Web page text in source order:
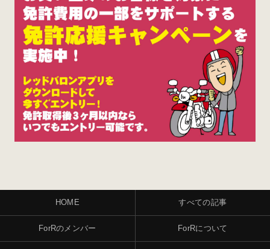
HOME すべての記事
ForRのメンバー ForRについて